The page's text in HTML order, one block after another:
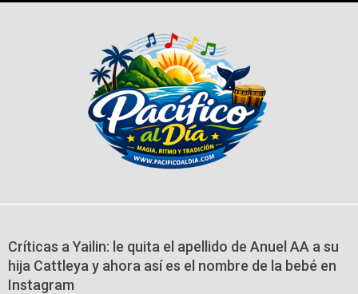
Críticas a Yailin: le quita el apellido de Anuel AA a su
hija Cattleya y ahora así es el nombre de la bebé en
Instagram